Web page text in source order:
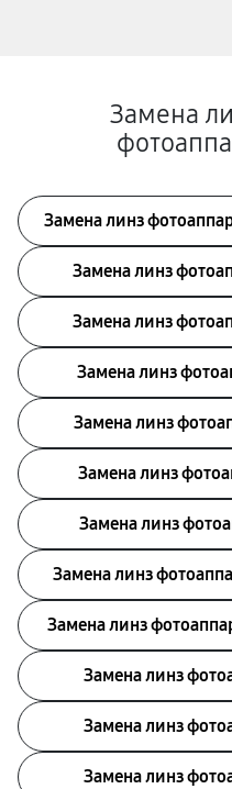
Замена
Замена линз
Замена линз
Замена линз
Замена линз
Замена линз
Замена линз
Замена линз
Замена линз
Замена линз
Замена линз
Замена линз
Замена линз